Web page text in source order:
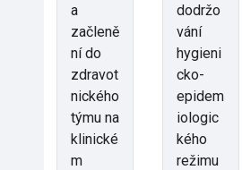
a
začleně
ní do
zdravot
nického
týmu na
klinické
m
dodržo
vání
hygieni
cko-
epidem
iologic
kého
režimu